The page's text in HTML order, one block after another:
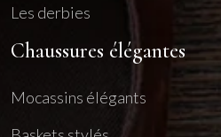
Les derbies
Chaussures élégantes
Mocassins élégants